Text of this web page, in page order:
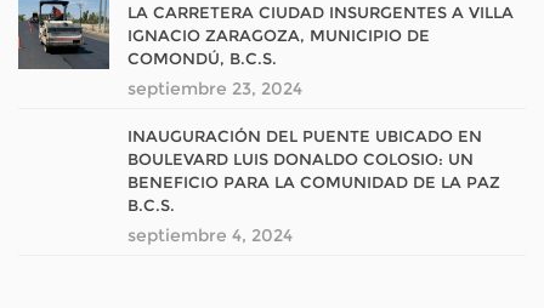
LA CARRETERA CIUDAD INSURGENTES A VILLA
IGNACIO ZARAGOZA, MUNICIPIO DE
COMONDÚ, B.C.S.
septiembre 23, 2024
INAUGURACIÓN DEL PUENTE UBICADO EN
BOULEVARD LUIS DONALDO COLOSIO: UN
BENEFICIO PARA LA COMUNIDAD DE LA PAZ
B.C.S.
septiembre 4, 2024